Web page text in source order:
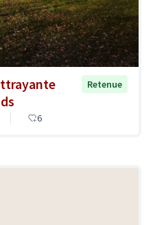
Retenue
6